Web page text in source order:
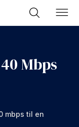
Mbps
mbps til en